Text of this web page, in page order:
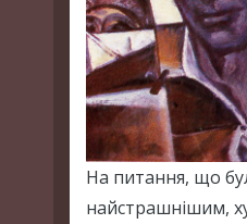
На питання, що
найстрашнішим,